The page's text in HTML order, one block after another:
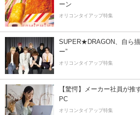
ーン
オリコンタイアップ特集
SUPER★DRAGON、自ら
ー”
オリコンタイアップ特集
【驚愕】メーカー社員が推
PC
オリコンタイアップ特集